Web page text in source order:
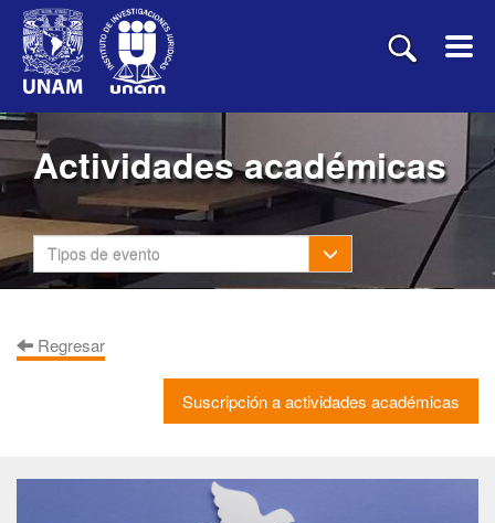
Actividades académicas
Tipos de evento Toggle Dropdown
Regresar
Suscripción a actividades académicas